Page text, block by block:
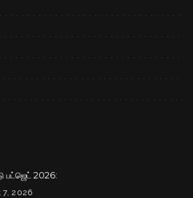
பட்ஜெட் 2026:
2026